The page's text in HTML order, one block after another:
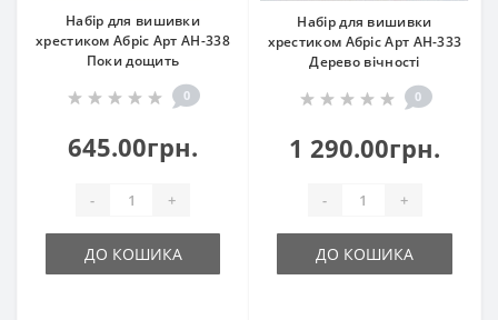
Набір для вишивки
хрестиком Абріс Арт АН-338
Поки дощить
0
645.00грн.
- +
ДО КОШИКА
Набір для вишивки
хрестиком Абріс Арт АН-333
Дерево вічності
0
1 290.00грн.
- +
ДО КОШИКА